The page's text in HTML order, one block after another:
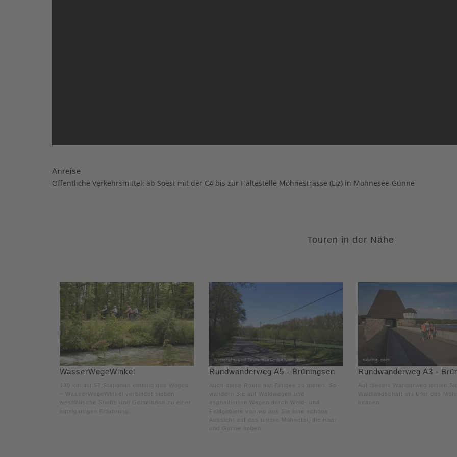
Anreise
Öffentliche Verkehrsmittel: ab Soest mit der C4 bis zur Haltestelle Möhnestrasse (Liz) in Möhnesee-Günne
Touren in der Nähe
WasserWegeWinkel
130 km mit 57 Stationen entlang des Weges
– WasserWegeWinkel verbindet sieben
westfälische Städte und Gemeinden zu einer
einzigartigen Erfahrung.
Rundwanderweg A5 - Brüningsen
Auch diese Route hat Einiges zu bieten. So
wandern Sie auf Waldwegen und
asphaltierten Wegen durch Wald- und
Feldgebiete von wo aus Sie eine schöne
Aussicht auf das untere Möhnetal, die Haar
und Günne haben.
Rundwanderweg A3 -
Auf diesem Wanderweg lernen Sie
Waldlandschaft am Ufer des
kennen.